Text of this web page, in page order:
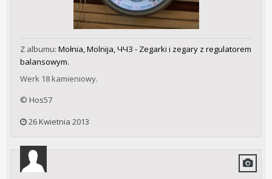
Z albumu: Mołnia, Molnija, ЧЧЗ - Zegarki i zegary z regulatorem
balansowym.
Werk 18 kamieniowy.
© Hos57
26 Kwietnia 2013